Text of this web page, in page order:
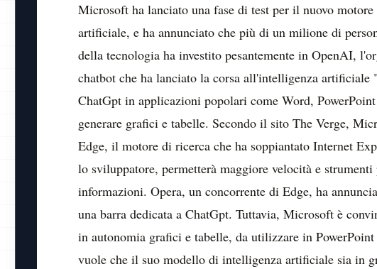
Microsoft ha lanciato una fase di test per il nuovo
artificiale, e ha annunciato che più di un milione di
della tecnologia ha investito pesantemente in OpenAI,
chatbot che ha lanciato la corsa all'intelligenza
ChatGpt in applicazioni popolari come Word,
generare grafici e tabelle. Secondo il sito The Verge,
Edge, il motore di ricerca che ha soppiantato Internet
lo sviluppatore, permetterà maggiore velocità e
informazioni. Opera, un concorrente di Edge, ha
una barra dedicata a ChatGpt. Tuttavia, Microsoft è
in autonomia grafici e tabelle, da utilizzare in
vuole che il suo modello di intelligenza artificiale sia in